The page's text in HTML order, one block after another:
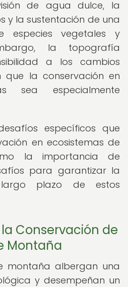
de agua dulce, la
y la sustentación de una
especies vegetales y
la topografía
a los cambios
que la conservación en
sea especialmente
específicos que
en ecosistemas de
la importancia de
para garantizar la
plazo de estos
Conservación de
Montaña
montaña albergan una
y desempeñan un